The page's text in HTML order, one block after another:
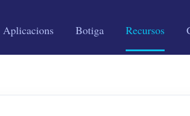
Aplicacions Botiga Recursos